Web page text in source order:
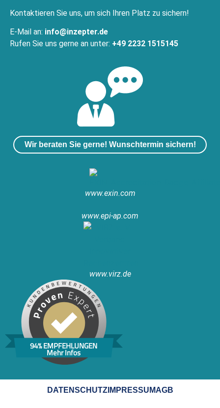
Kontaktieren Sie uns, um sich Ihren Platz zu sichern!
E-Mail an: info@inzepter.de
Rufen Sie uns gerne an unter: +49 2232 1515145
Wir beraten Sie gerne! Wunschtermin sichern!
www.exin.com
www.epi-ap.com
www.virz.de
94% EMPFEHLUNGEN
Mehr Infos
DATENSCHUTZIMPRESSUMAGB